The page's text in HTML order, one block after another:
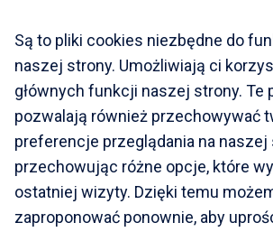
Są to pliki cookies niezbędne do
naszej strony. Umożliwiają ci
głównych funkcji naszej strony. Te
pozwalają również przechowywać
preferencje przeglądania na naszej
przechowując różne opcje, które
ostatniej wizyty. Dzięki temu
zaproponować ponownie, aby